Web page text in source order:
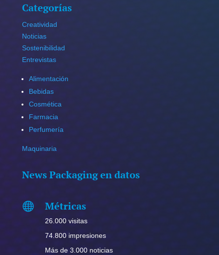
Categorías
Creatividad
Noticias
Sostenibilidad
Entrevistas
Alimentación
Bebidas
Cosmética
Farmacia
Perfumería
Maquinaria
News Packaging en datos
 Métricas
26.000 visitas
74.800 impresiones
Más de 3.000 noticias